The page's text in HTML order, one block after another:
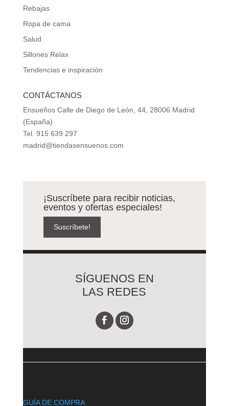
Rebajas
Ropa de cama
Salud
Sillones Relax
Tendencias e inspiración
CONTÁCTANOS
Ensueños Calle de Diego de León, 44, 28006 Madrid
(España)
Tel. 915 639 297
madrid@tiendasensuenos.com
¡Suscríbete para recibir noticias,
eventos y ofertas especiales!
Suscríbete!
SÍGUENOS EN
LAS REDES
GUÍA DE COMPRA